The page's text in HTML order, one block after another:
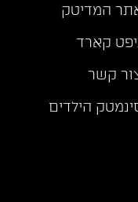
המדיטק
קארד
קשר
הילדים